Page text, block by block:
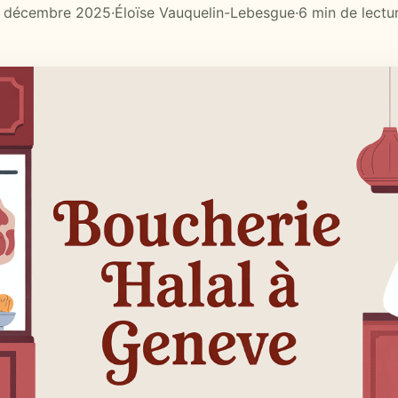
décembre 2025·Éloïse Vauquelin-Lebesgue·6 min de